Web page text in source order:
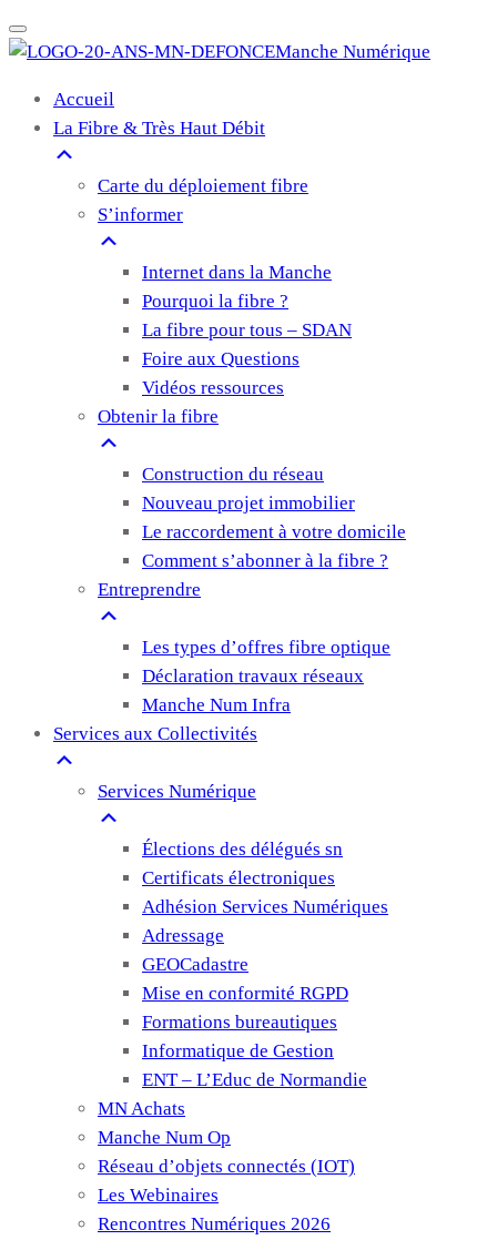
Manche Numérique
Accueil
La Fibre & Très Haut Débit
Carte du déploiement fibre
S’informer
Internet dans la Manche
Pourquoi la fibre ?
La fibre pour tous – SDAN
Foire aux Questions
Vidéos ressources
Obtenir la fibre
Construction du réseau
Nouveau projet immobilier
Le raccordement à votre domicile
Comment s’abonner à la fibre ?
Entreprendre
Les types d’offres fibre optique
Déclaration travaux réseaux
Manche Num Infra
Services aux Collectivités
Services Numérique
Élections des délégués sn
Certificats électroniques
Adhésion Services Numériques
Adressage
GEOCadastre
Mise en conformité RGPD
Formations bureautiques
Informatique de Gestion
ENT – L’Educ de Normandie
MN Achats
Manche Num Op
Réseau d’objets connectés (IOT)
Les Webinaires
Rencontres Numériques 2026